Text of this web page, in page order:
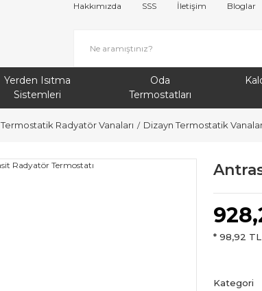
Hakkımızda SSS İletişim Bloglar
Yerden Isıtma
Sistemleri
Oda
Termostatları
Termostatik Radyatör Vanaları Dizayn Termostatik
* 98,92
Kategori